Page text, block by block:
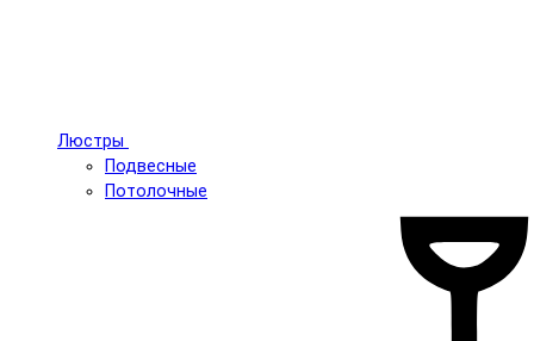
Люстры
Подвесные
Потолочные